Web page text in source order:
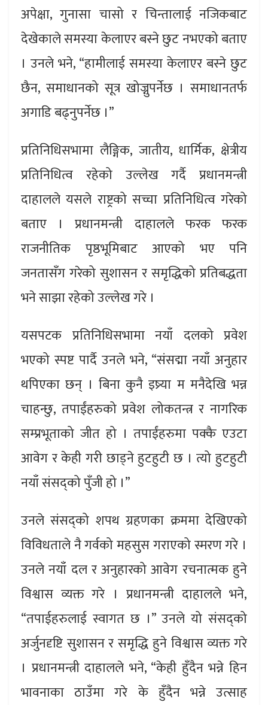
अपेक्षा, गुनासा चासो र चिन्तालाई नजिकबाट
देखेकाले समस्या केलाएर बस्ने छुट नभएको बताए
। उनले भने, “हामीलाई समस्या केलाएर बस्ने छुट
छैन, समाधानको सूत्र खोज्नुपर्नेछ । समाधानतर्फ
अगाडि बढ्नुपर्नेछ ।”
प्रतिनिधिसभामा लैङ्गिक, जातीय, धार्मिक, क्षेत्रीय
प्रतिनिधित्व रहेको उल्लेख गर्दै प्रधानमन्त्री
दाहालले यसले राष्ट्रको सच्चा प्रतिनिधित्व गरेको
बताए । प्रधानमन्त्री दाहालले फरक फरक
राजनीतिक पृष्ठभूमिबाट आएको भए पनि
जनतासँग गरेको सुशासन र समृद्धिको प्रतिबद्धता
भने साझा रहेको उल्लेख गरे ।
यसपटक प्रतिनिधिसभामा नयाँ दलको प्रवेश
भएको स्पष्ट पार्दै उनले भने, “संसद्मा नयाँ अनुहार
थपिएका छन् । बिना कुनै इष्र्या म मनैदेखि भन्न
चाहन्छु, तपाईंहरुको प्रवेश लोकतन्त्र र नागरिक
सम्प्रभूताको जीत हो । तपाईंहरुमा पक्कै एउटा
आवेग र केही गरी छाड्ने हुटहुटी छ । त्यो हुटहुटी
नयाँ संसद्को पुँजी हो ।”
उनले संसद्को शपथ ग्रहणका क्रममा देखिएको
विविधताले नै गर्वको महसुस गराएको स्मरण गरे ।
उनले नयाँ दल र अनुहारको आवेग रचनात्मक हुने
विश्वास व्यक्त गरे । प्रधानमन्त्री दाहालले भने,
“तपाईहरुलाई स्वागत छ ।” उनले यो संसद्को
अर्जुनदृष्टि सुशासन र समृद्धि हुने विश्वास व्यक्त गरे
। प्रधानमन्त्री दाहालले भने, “केही हुँदैन भन्ने हिन
भावनाका ठाउँमा गरे के हुँदैन भन्ने उत्साह